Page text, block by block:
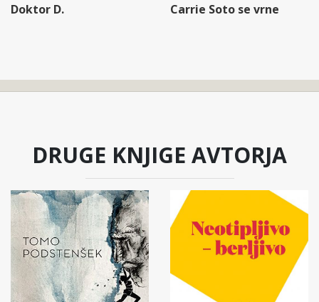
Doktor D. Carrie Soto se vrne
DRUGE KNJIGE AVTORJA